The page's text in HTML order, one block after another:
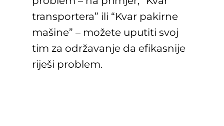
transportera” ili “Kvar pakirne
mašine” – možete uputiti svoj
tim za održavanje da efikasnije
riješi problem.